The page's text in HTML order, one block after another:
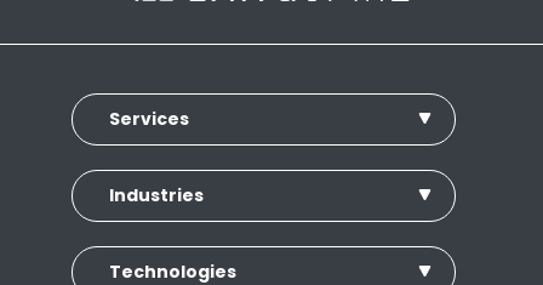
Services
Industries
Technologies